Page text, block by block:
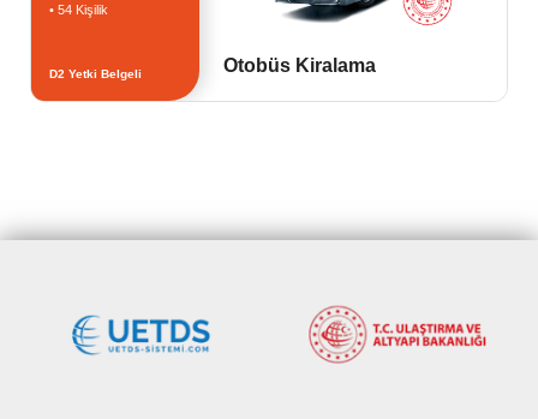
• 54 Kişilik
D2 Yetki Belgeli Otobüs Kiralama